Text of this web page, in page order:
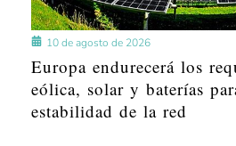
10 de agosto de 2026
Europa endurecerá los
eólica, solar y baterías
estabilidad de la red